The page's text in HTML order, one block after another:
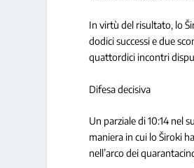
In virtù del risultato, lo
dodici successi e due
quattordici incontri
Difesa decisiva
Un parziale di 10:14 nel
maniera in cui lo Široki
nell’arco dei